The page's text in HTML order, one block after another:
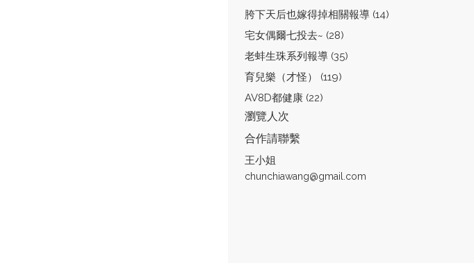
胯下天后也嫁得掉相關報導 (14)
宅女偶爾七投去~ (28)
老蚌生珠系列報導 (35)
育兒樂（才怪） (119)
AV8D都健康 (22)
瀏覽人次
合作請聯繫
王小姐
chunchiawang@gmail.com